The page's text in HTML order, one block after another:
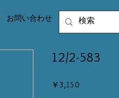
お問い合わせ
12/2-583
￥3,150